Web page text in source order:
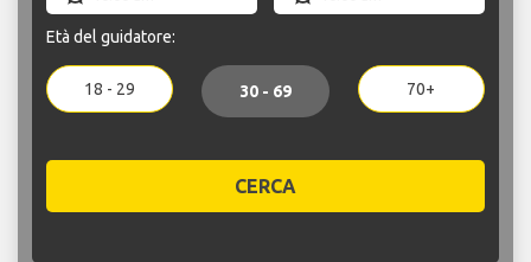
Età del guidatore:
18 - 29 30 - 69 70+
CERCA